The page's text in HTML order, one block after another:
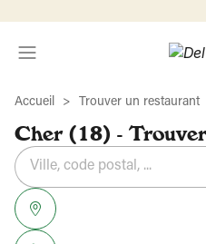
Accueil Trouver un restaurant
Cher (18) -
Rechercher
établissement
Veuillez
renseigner
une
adresse
{{count}}
résultat(s)
trouvé(s)